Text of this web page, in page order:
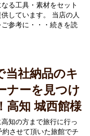
る工具・素材をセット
しています。 当店の人
参考に・・・続きを読
当社納品のキ
ナーを見つけ
高知 城西館様
知の方まで旅行に行っ
させて頂いた旅館でチ